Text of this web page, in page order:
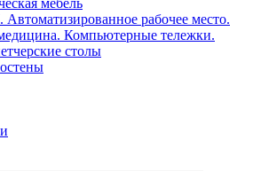
мебель
рабочее место.
Компьютерные тележки.
столы